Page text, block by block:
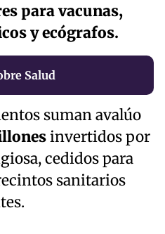
para vacunas,
y ecógrafos.
Salud
suman avalúo
invertidos por
cedidos para
sanitarios